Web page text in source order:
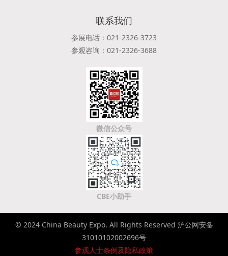
联系我们
参展电话：021-2326-3723
参观咨询：021-2326-3688
微信公众号
CBE小助手
© 2024 China Beauty Expo. All Rights Reserved 沪公网安备
31010102002696号
参观人士条例及隐私政策